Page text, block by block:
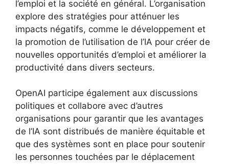
l’emploi et la société en général. L’organisation
explore des stratégies pour atténuer les
impacts négatifs, comme le développement et
la promotion de l’utilisation de l’IA pour créer de
nouvelles opportunités d’emploi et améliorer la
productivité dans divers secteurs.
OpenAI participe également aux discussions
politiques et collabore avec d’autres
organisations pour garantir que les avantages
de l’IA sont distribués de manière équitable et
que des systèmes sont en place pour soutenir
les personnes touchées par le déplacement